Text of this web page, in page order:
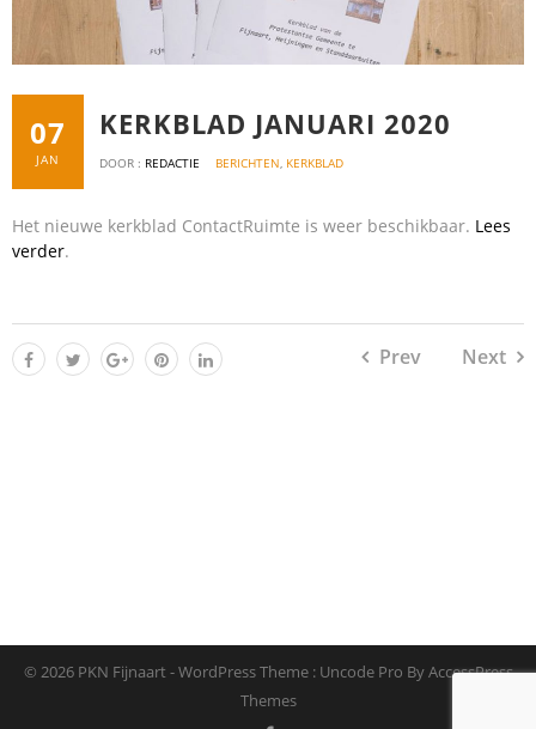
07
JAN
KERKBLAD JANUARI 2020
DOOR : REDACTIE BERICHTEN, KERKBLAD
Het nieuwe kerkblad ContactRuimte is weer beschikbaar. Lees
verder.
Prev Next
© 2026 PKN Fijnaart - WordPress Theme : Uncode Pro ByAccessPress
Themes